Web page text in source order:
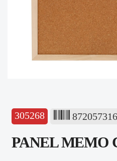
305268
PANEL MEMO